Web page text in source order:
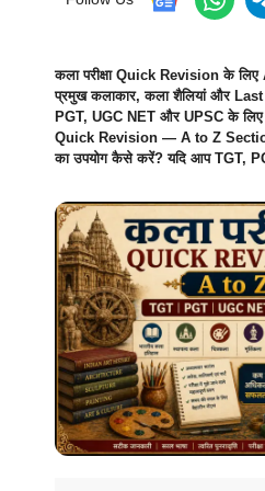
कला परीक्षा Quick Revision के
प्रमुख कलाकार, कला शैलियां और
PGT, UGC NET और UPSC के लिए
Quick Revision — A to Z
का उपयोग कैसे करें? यदि आप TGT,